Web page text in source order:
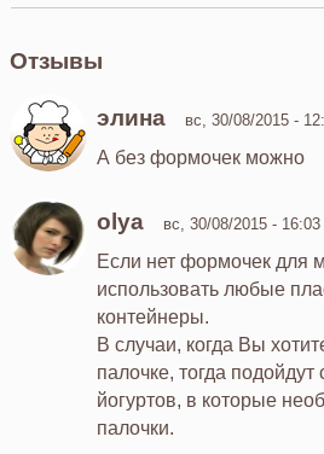
Отзывы
элина вс, 30/08/2015 -
А без формочек можно
olya вс, 30/08/2015 - 16:03
Если нет формочек для
использовать любые
контейнеры.
В случаи, когда Вы
палочке, тогда подойдут
йогуртов, в которые
палочки.